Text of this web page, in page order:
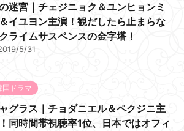
迷宮｜チェジニョク＆ユンヒョンミ
イユヨン主演！観だしたら止まらな
ライムサスペンスの金字塔！
5/31
国ドラマ
グラス｜チョダニエル＆ペクジニ主
同時間帯視聴率1位、日本ではオフィ